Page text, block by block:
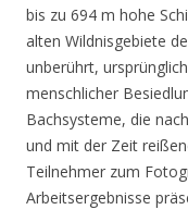
bis zu 694 m hohe
alten Wildnisgebiete
unberührt,
menschlicher
Bachsysteme, die
und mit der Zeit
Teilnehmer zum
Arbeitsergebnisse